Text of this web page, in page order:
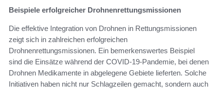
Beispiele erfolgreicher Drohnenrettungsmissionen
Die effektive Integration von Drohnen in Rettungsmissionen
zeigt sich in zahlreichen erfolgreichen
Drohnenrettungsmissionen. Ein bemerkenswertes Beispiel
sind die Einsätze während der COVID-19-Pandemie, bei denen
Drohnen Medikamente in abgelegene Gebiete lieferten. Solche
Initiativen haben nicht nur Schlagzeilen gemacht, sondern auch